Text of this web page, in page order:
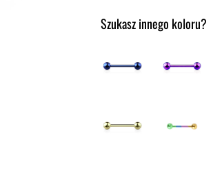
Szukasz innego koloru?